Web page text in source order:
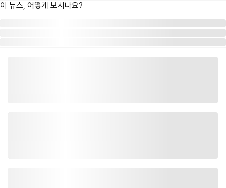
이 뉴스, 어떻게 보시나요?